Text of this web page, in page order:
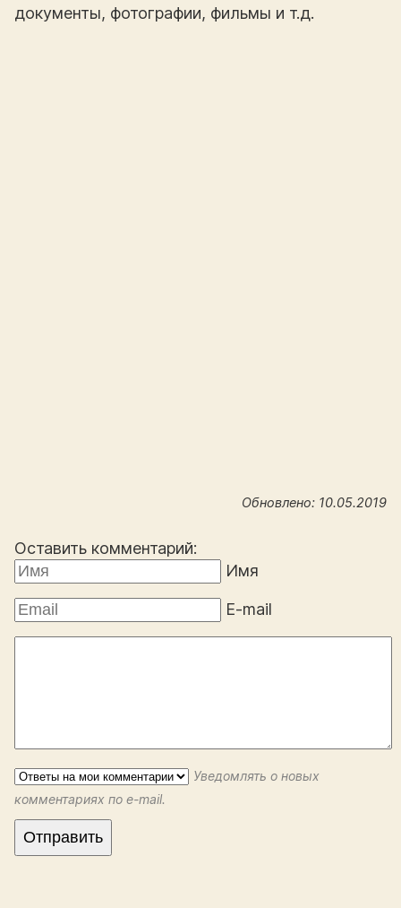
документы, фотографии, фильмы и т.д.
Обновлено: 10.05.2019
Оставить комментарий:
Имя
E-mail
Уведомлять о новых
комментариях по e-mail.